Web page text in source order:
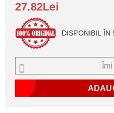
27.82Lei
DISPONIBIL ÎN